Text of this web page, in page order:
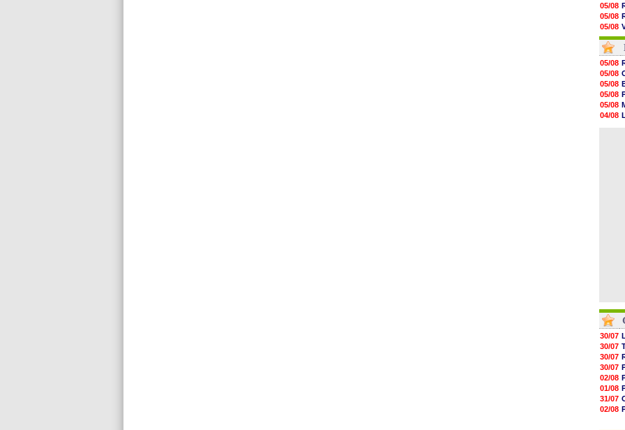
05/08
05/08
05/08
05/08
05/08
05/08
05/08
05/08
05/08
05/08
05/08
05/08
05/08
05/08
05/08
05/08
05/08
04/08
30/07
30/07
30/07
30/07
02/08
01/08
31/07
02/08